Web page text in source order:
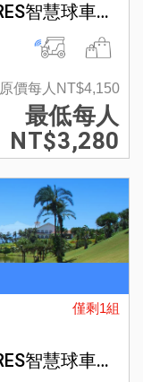
【假日18洞下午場】南峰ＸARES智慧球車方案
原價每人NT$4,150
最低每人
NT$3,280
僅剩1組
【平日18洞上午場】南峰ＸARES智慧球車方案